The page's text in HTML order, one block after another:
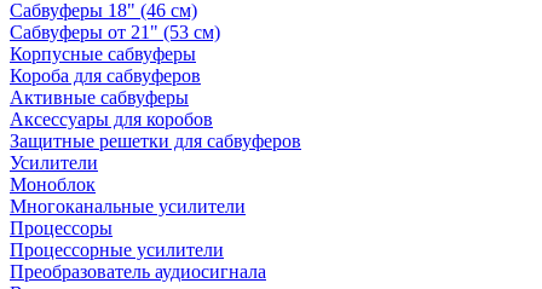
Сабвуферы 18" (46 см)
Сабвуферы от 21" (53 см)
Корпусные сабвуферы
Короба для сабвуферов
Активные сабвуферы
Аксессуары для коробов
Защитные решетки для сабвуферов
Усилители
Моноблок
Многоканальные усилители
Процессоры
Процессорные усилители
Преобразователь аудиосигнала